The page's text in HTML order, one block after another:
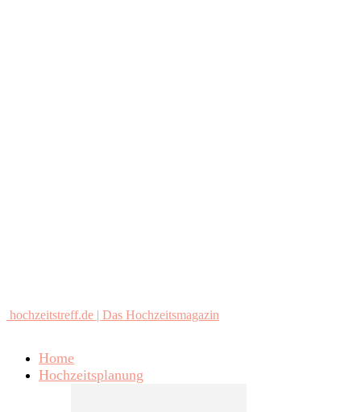
hochzeitstreff.de | Das Hochzeitsmagazin
Home
Hochzeitsplanung